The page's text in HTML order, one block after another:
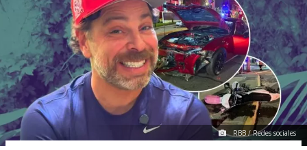
RBB / Redes sociales